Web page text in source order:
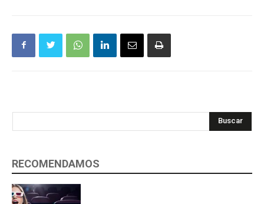
Buscar
RECOMENDAMOS